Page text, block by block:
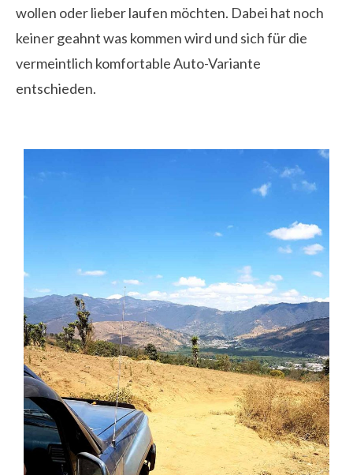
wollen oder lieber laufen möchten. Dabei hat noch
keiner geahnt was kommen wird und sich für die
vermeintlich komfortable Auto-Variante
entschieden.